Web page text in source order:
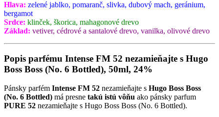
Hlava: zelené jablko, pomaranč, slivka, dubový mach, geránium,
bergamot
Srdce: klinček, škorica, mahagonové drevo
Základ: vetiver, cédrové a santalové drevo, vanilka, olivové drevo
Popis parfému Intense FM 52 nezamieňajte s Hugo
Boss Boss (No. 6 Bottled), 50ml, 24%
Pánsky parfém Intense FM 52 nezamieňajte s Hugo Boss Boss
(No. 6 Bottled) má presne takú istú vôňu ako pánsky parfum
PURE 52 nezamieňajte s Hugo Boss Boss (No. 6 Bottled).